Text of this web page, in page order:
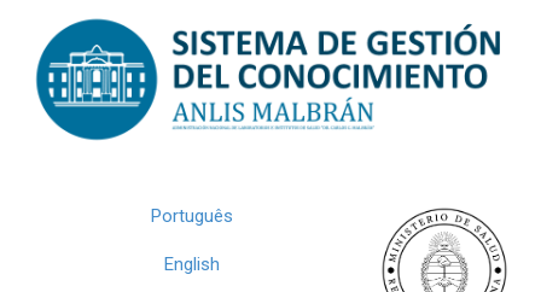
navigation
Português
English